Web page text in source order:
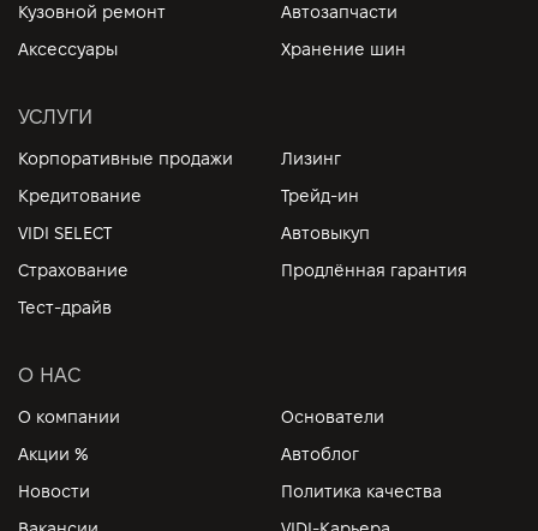
Кузовной ремонт
Автозапчасти
Аксессуары
Хранение шин
УСЛУГИ
Корпоративные продажи
Лизинг
Кредитование
Трейд-ин
VIDI SELECT
Автовыкуп
Страхование
Продлённая гарантия
Тест-драйв
О НАС
О компании
Основатели
Акции %
Автоблог
Новости
Политика качества